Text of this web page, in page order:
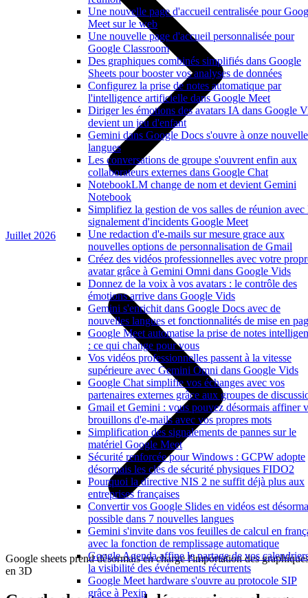
Une nouvelle page d'accueil centralisée pour
Meet sur le web
Une nouvelle page d'accueil personnalisée pour
Google Classroom
Des graphiques combinés simplifiés dans Google
Sheets pour booster vos analyses de données
Configurez la prise de notes automatique par
l'intelligence artificielle dans Google Meet
Diriger les émotions des avatars IA dans Google
devient un jeu d'enfant
Gemini dans Google Docs s'ouvre à onze
langues
Les conversations de groupe s'ouvrent enfin aux
collaborateurs externes dans Google Chat
NotebookLM change de nom et devient Gemini
Notebook
Simplifiez la gestion de vos salles de réunion avec
signalement d'incidents Google Meet
Une redaction d'e-mails sur mesure grace aux
nouvelles options de personnalisation de Gmail
Créez des vidéos professionnelles avec votre
avatar grâce à Gemini Omni dans Google Vids
Donnez de la voix à vos avatars : le contrôle des
émotions arrive dans Google Vids
Gemini s'enrichit dans Google Docs avec de
nouvelles langues et fonctionnalités de mise en
Google Meet automatise la prise de notes
: ce qui change pour vous
Vos vidéos professionnelles passent à la vitesse
supérieure avec Gemini Omni dans Google Vids
Google Chat simplifie vos échanges avec vos
partenaires externes grâce aux groupes de
Gmail et Gemini : vous pouvez désormais affiner
brouillons d'e-mails avec vos propres mots
Simplification des signalements de pannes sur le
matériel Google Meet
Sécurité renforcée pour Windows : GCPW adopte
désormais les clés de sécurité physiques FIDO2
Pourquoi la directive NIS 2 ne suffit déjà plus aux
entreprises françaises
Convertir vos Google Slides en vidéos est
possible dans 7 nouvelles langues
Gemini s'invite dans vos feuilles de calcul en
avec la fonction de remplissage automatique
Google Agenda affine le partage de vos
la visibilité des événements récurrents
Google Meet hardware s'ouvre au protocole SIP
grâce à Pexip
Juillet 2026
Google sheets prend désormais en charge l'importation des
en 3D